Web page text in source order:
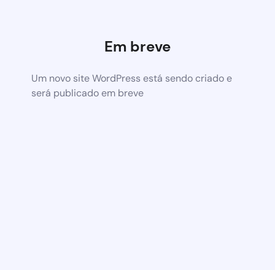
Em breve
Um novo site WordPress está sendo criado e
será publicado em breve